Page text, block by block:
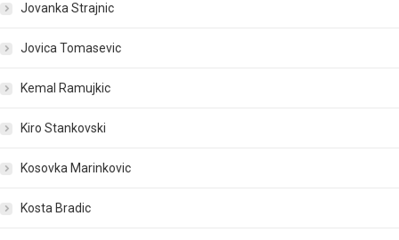
Jovanka Strajnic
Jovica Tomasevic
Kemal Ramujkic
Kiro Stankovski
Kosovka Marinkovic
Kosta Bradic